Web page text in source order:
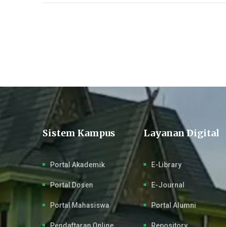
Sistem Kampus
Portal Akademik
Portal Dosen
Portal Mahasiswa
Layanan Digital
E-Library
E-Journal
Portal Alumni